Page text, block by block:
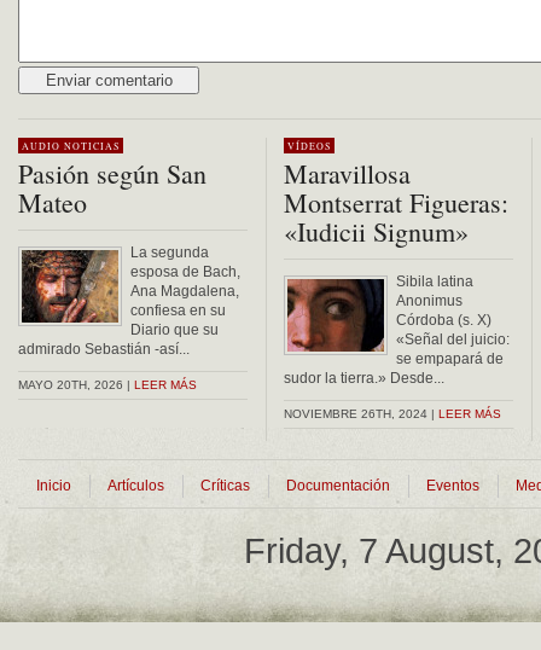
AUDIO NOTICIAS
Pasión según San
Mateo
La segunda
esposa de Bach,
Ana Magdalena,
confiesa en su
Diario que su
admirado Sebastián -así...
MAYO 20TH, 2026 | LEER MÁS
VÍDEOS
Maravillosa
Montserrat Figueras:
«Iudicii Signum»
Sibila latina
Anonimus
Córdoba (s. X)
«Señal del juicio:
se empapará de
sudor la tierra.» Desde...
NOVIEMBRE 26TH, 2024 | LEER MÁS
Inicio Artículos Críticas Documentación Eventos
Friday, 7 August,